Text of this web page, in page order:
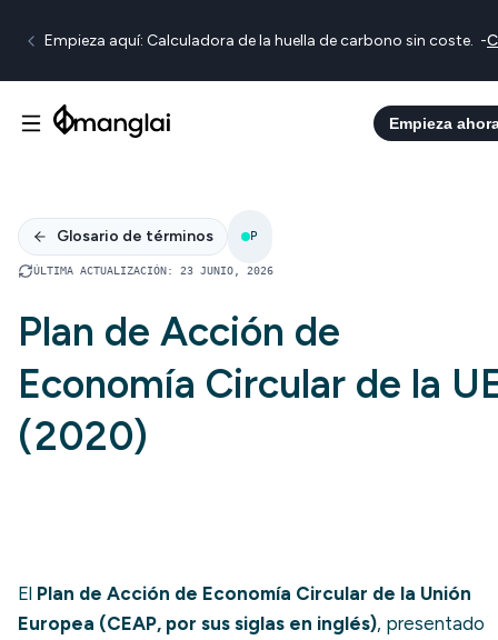
Empieza aquí: Calculadora de la huella de carbono sin coste. -
Empieza
Glosario de términos P
ÚLTIMA ACTUALIZACIÓN: 23 JUNIO, 2026
Plan de Acción de
Economía Circular de la
(2020)
El Plan de Acción de Economía Circular de la Unión
Europea (CEAP, por sus siglas en inglés), presentado